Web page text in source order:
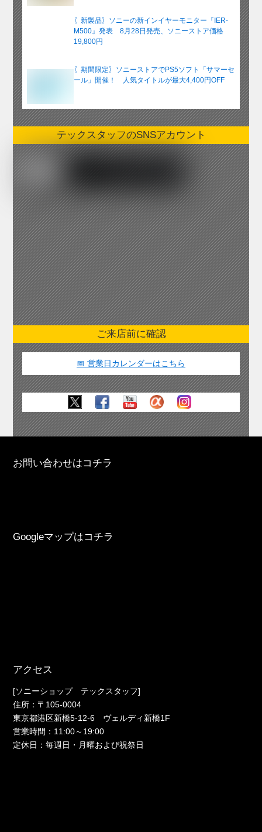
〖新製品〗ソニーの新インイヤーモニター『IER-
M500』発表 8月28日発売、ソニーストア価格
19,800円
〖期間限定〗ソニーストアでPS5ソフト「サマーセ
ール」開催！ 人気タイトルが最大4,400円OFF
テックスタッフのSNSアカウント
ご来店前に確認
📅 営業日カレンダーはこちら
お問い合わせはコチラ
Googleマップはコチラ
アクセス
[ソニーショップ テックスタッフ]
住所：〒105-0004
東京都港区新橋5-12-6 ヴェルディ新橋1F
営業時間：11:00～19:00
定休日：毎週日・月曜および祝祭日